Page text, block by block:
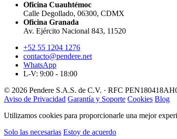
Oficina Cuauhtémoc
Calle Degollado, 06300, CDMX
Oficina Granada
Av. Ejército Nacional 843, 11520
+52 55 1204 1276
contacto@pendere.net
WhatsApp
L-V: 9:00 - 18:00
© 2026 Pendere S.A.S. de C.V. · RFC
Aviso de Privacidad Garantía y Soporte Cookies Blog
Utilizamos cookies para proporcionarle una mejor
Solo las necesarias Estoy de acuerdo